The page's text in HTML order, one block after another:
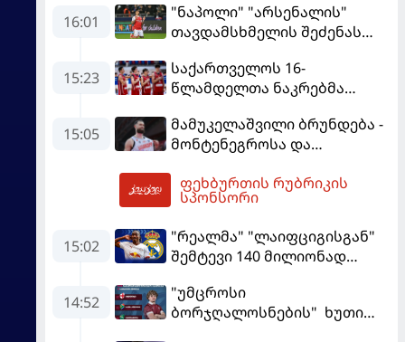
16:01
"ნაპოლი" "არსენალის"
თავდამსხმელის შეძენას
15:23
საქართველოს 16-
წლამდელთა ნაკრებმა
მარცხით გახსნა
15:05
მამუკელაშვილი ბრუნდება -
მონტენეგროსა და
მატჩებისთვის საქართველო
მზადებას 15
ფეხბურთის რუბრიკის
სპონსორი
15:02
"რეალმა" "ლაიფციგისგან"
შემტევი 140 მილიონად
14:52
"უმცროსი
ბორჯღალოსნების" ხუთი